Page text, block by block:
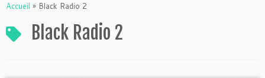
Accueil » Black Radio 2
Black Radio 2